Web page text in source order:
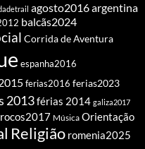
agosto2016argentina
balcãs2024
Corrida de Aventura
espanha2016
ferias2016 ferias2023
2013férias 2014 galiza2017
Música Orientação
Religião romenia2025